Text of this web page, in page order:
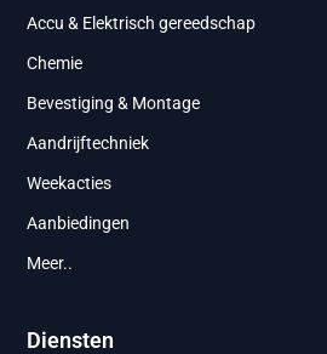
Accu & Elektrisch gereedschap
Chemie
Bevestiging & Montage
Aandrijftechniek
Weekacties
Aanbiedingen
Meer..
Diensten